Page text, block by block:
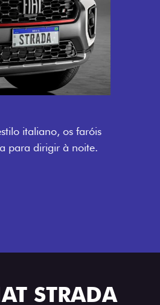
5 LUGARES E 4
confortável na Fiat Strada,
STRADA